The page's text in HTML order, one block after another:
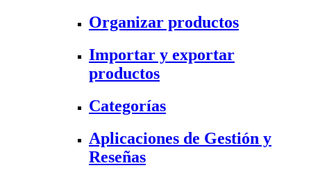
Organizar productos
Importar y exportar
productos
Categorías
Aplicaciones de Gestión y
Reseñas